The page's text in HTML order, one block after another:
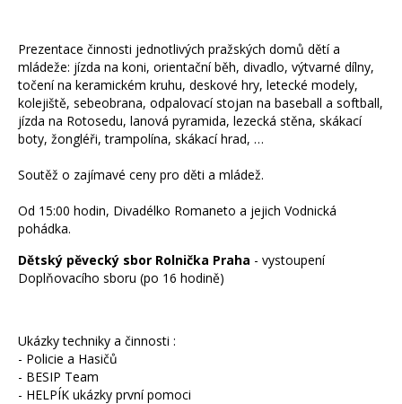
Prezentace činnosti jednotlivých pražských domů dětí a
mládeže: jízda na koni, orientační běh, divadlo, výtvarné dílny,
točení na keramickém kruhu, deskové hry, letecké modely,
kolejiště, sebeobrana, odpalovací stojan na baseball a softball,
jízda na Rotosedu, lanová pyramida, lezecká stěna, skákací
boty, žongléři, trampolína, skákací hrad, …
Soutěž o zajímavé ceny pro děti a mládež.
Od 15:00 hodin, Divadélko Romaneto a jejich Vodnická
pohádka.
Dětský pěvecký sbor Rolnička Praha - vystoupení
Doplňovacího sboru (po 16 hodině)
Ukázky techniky a činnosti :
- Policie a Hasičů
- BESIP Team
- HELPÍK ukázky první pomoci